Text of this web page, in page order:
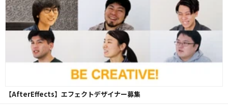
【AfterEffects】エフェクトデザイナー募集